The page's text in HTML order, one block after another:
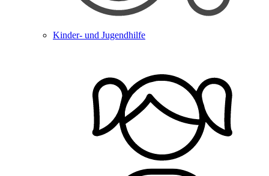
Kinder- und Jugendhilfe